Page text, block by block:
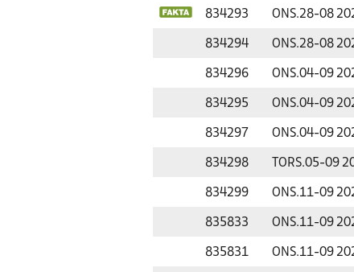
834293 ONS.28-08
834294 ONS.28-08
834296 ONS.04-09
834295 ONS.04-09
834297 ONS.04-09
834298 TORS.05-09
834299 ONS.11-09
835833 ONS.11-09
835831 ONS.11-09